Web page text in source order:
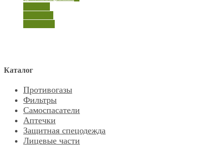
Каталог
Противогазы
Фильтры
Самоспасатели
Аптечки
Защитная спецодежда
Лицевые части